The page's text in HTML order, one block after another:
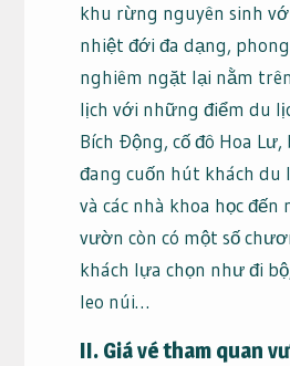
khu rừng nguyên sinh
nhiệt đới đa dạng,
nghiêm ngặt lại nằm
lịch với những điểm du
Bích Ðộng, cố đô Hoa
đang cuốn hút khách du
và các nhà khoa học đến
vườn còn có một số
khách lựa chọn như đi
leo núi…
II. Giá vé tham quan